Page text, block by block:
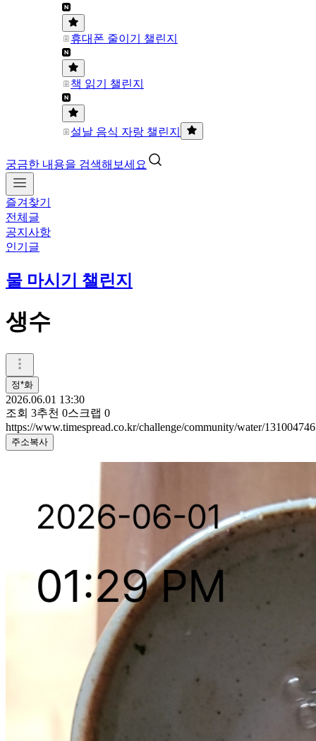
휴대폰 줄이기 챌린지
책 읽기 챌린지
설날 음식 자랑 챌린지
궁금한 내용을 검색해보세요
즐겨찾기
전체글
공지사항
인기글
물 마시기 챌린지
생수
정*화
2026.06.01 13:30
조회 3추천 0스크랩 0
https://www.timespread.co.kr/challenge/community/water/131004746
주소복사